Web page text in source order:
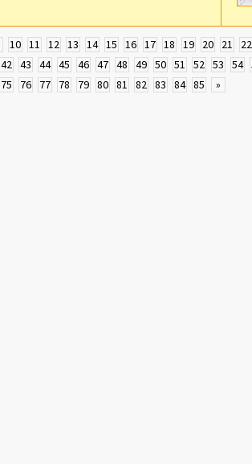
10 11 12 13 14 15 16 17 18 19 20 21 22
42 43 44 45 46 47 48 49 50 51 52 53 54
75 76 77 78 79 80 81 82 83 84 85 »